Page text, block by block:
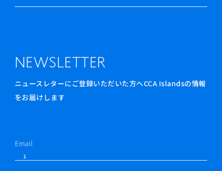
NEWSLETTER
ニュースレターにご登録いただいた方へCCA Islandsの情報
をお届けします